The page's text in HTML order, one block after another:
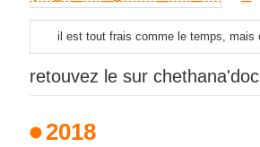
il est tout frais comme le temps, mais
retouvez le sur chethana'doc
2018